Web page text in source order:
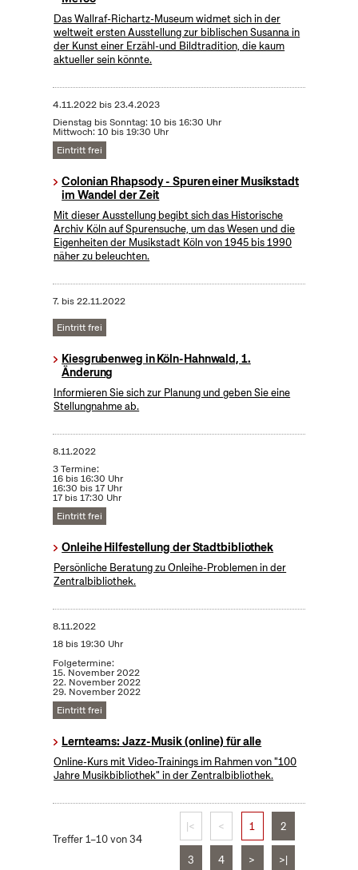
Das Wallraf-Richartz-Museum widmet sich in der
weltweit ersten Ausstellung zur biblischen Susanna in
der Kunst einer Erzähl-und Bildtradition, die kaum
aktueller sein könnte.
4.11.2022bis23.4.2023
Dienstag bis Sonntag: 10 bis 16:30 Uhr
Mittwoch: 10 bis 19:30 Uhr
Eintritt frei
Colonian Rhapsody - Spuren einer Musikstadt
im Wandel der Zeit
Mit dieser Ausstellung begibt sich das Historische
Archiv Köln auf Spurensuche, um das Wesen und die
Eigenheiten der Musikstadt Köln von 1945 bis 1990
näher zu beleuchten.
7. bis22.11.2022
Eintritt frei
Kiesgrubenweg in Köln-Hahnwald, 1.
Änderung
Informieren Sie sich zur Planung und geben Sie eine
Stellungnahme ab.
8.11.2022
3 Termine:
16 bis 16:30 Uhr
16:30 bis 17 Uhr
17 bis 17:30 Uhr
Eintritt frei
Onleihe Hilfestellung der Stadtbibliothek
Persönliche Beratung zu Onleihe-Problemen in der
Zentralbibliothek.
8.11.2022
18 bis 19:30 Uhr
Folgetermine:
15. November 2022
22. November 2022
29. November 2022
Eintritt frei
Lernteams: Jazz-Musik (online) für alle
Online-Kurs mit Video-Trainings im Rahmen von "100
Jahre Musikbibliothek" in der Zentralbibliothek.
Treffer 1–10 von 34
|< < 1 2
3 4 > >|